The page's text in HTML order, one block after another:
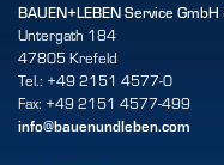
BAUEN+LEBEN Service GmbH
Untergath 184
47805 Krefeld
Tel.: +49 2151 4577-0
Fax: +49 2151 4577-499
info@bauenundleben.com